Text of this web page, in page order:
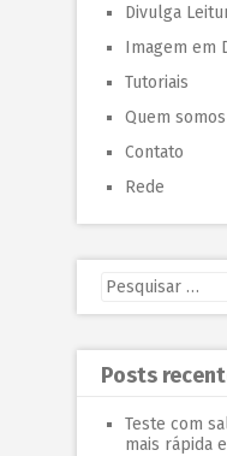
Divulga
Imagem em
Tutoriais
Quem somos
Contato
Rede
Posts
Teste com
mais rápida